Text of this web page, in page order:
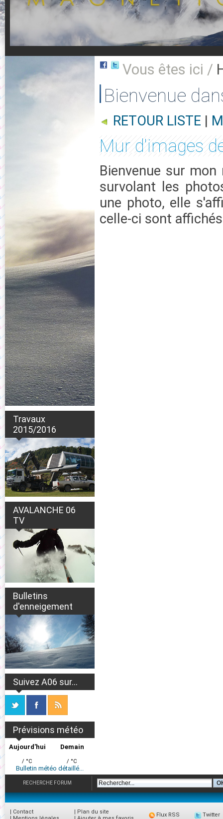
Travaux
2015/2016
AVALANCHE 06
TV
Bulletins
d'enneigement
Suivez A06 sur...
Prévisions météo
Aujourd'hui
/ °C
Demain
/ °C
Bulletin météo détaillé...
Vous êtes ici /
Bienvenue
RETOUR LISTE |
Mur d'images
Bienvenue sur
survolant les
une photo, elle
celle-ci sont
RECHERCHE FORUM
| Contact
| Plan du site
Flux RSS Twitter